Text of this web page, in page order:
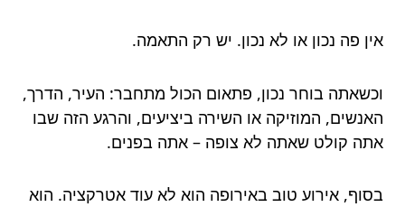
אין פה נכון או לא נכון. יש רק התאמה.
וכשאתה בוחר נכון, פתאום הכול מתחבר: העיר, הדרך,
האנשים, המוזיקה או השירה ביציעים, והרגע הזה שבו
אתה קולט שאתה לא צופה – אתה בפנים.
בסוף, אירוע טוב באירופה הוא לא עוד אטרקציה. הוא